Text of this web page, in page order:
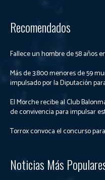
Recomendados
Fallece un hombre de 58 años
Más de 3.800 menores de 59
impulsado por la Diputación
El Morche recibe al Club
de convivencia para impulsar
Torrox convoca el concurso
Noticias Más